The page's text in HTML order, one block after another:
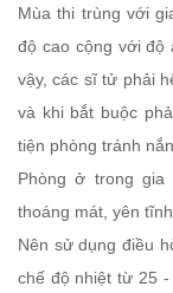
Mùa thi trùng với
độ cao cộng với độ
vậy, các sĩ tử phải
và khi bắt buộc
tiện phòng tránh
Phòng ở trong
thoáng mát, yên tĩnh.
Nên sử dụng điều
chế độ nhiệt từ 25